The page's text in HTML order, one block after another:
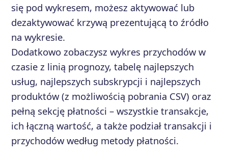
się pod wykresem, możesz aktywować lub
dezaktywować krzywą prezentującą to źródło
na wykresie.
Dodatkowo zobaczysz wykres przychodów w
czasie z linią prognozy, tabelę najlepszych
usług, najlepszych subskrypcji i najlepszych
produktów (z możliwością pobrania CSV) oraz
pełną sekcję płatności – wszystkie transakcje,
ich łączną wartość, a także podział transakcji i
przychodów według metody płatności.